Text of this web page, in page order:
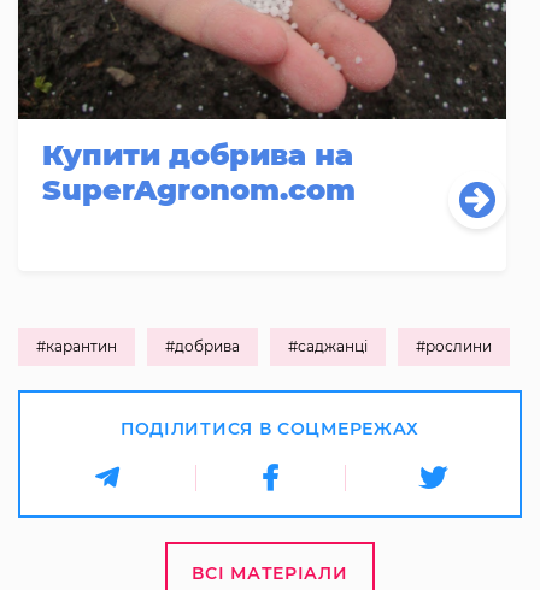
Купити добрива на
SuperAgronom.com
#карантин #добрива #саджанці #рослини
ПОДІЛИТИСЯ В СОЦМЕРЕЖАХ
ВСІ МАТЕРІАЛИ